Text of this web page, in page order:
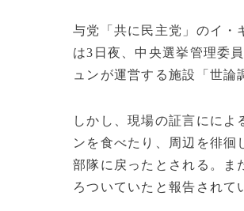
与党「共に民主党」のイ・
は3日夜、中央選挙管理委
ュンが運営する施設「世論
しかし、現場の証言にによ
ンを食べたり、周辺を徘徊
部隊に戻ったとされる。ま
ろついていたと報告されて